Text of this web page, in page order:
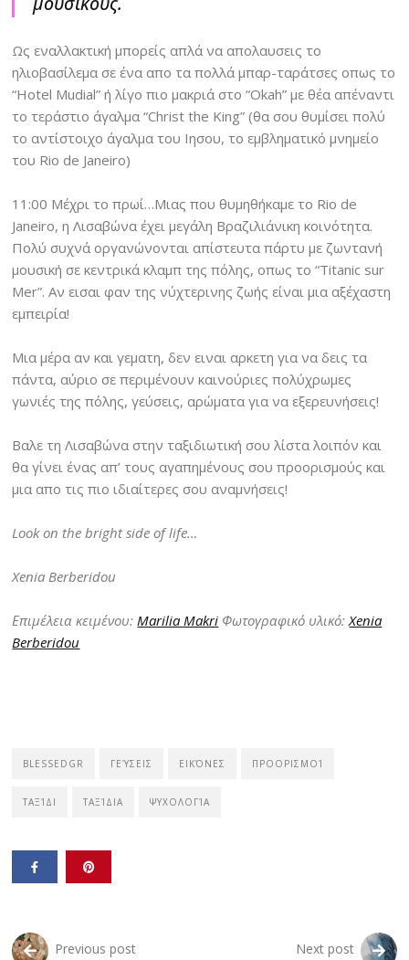
Ως εναλλακτική μπορείς απλά να απολαυσεις το
ηλιοβασίλεμα σε ένα απο τα πολλά μπαρ-ταράτσες οπως το
“Hotel Mudial” ή λίγο πιο μακριά στο “Okah” με θέα απέναντι
το τεράστιο άγαλμα “Christ the King” (θα σου θυμίσει πολύ
το αντίστοιχο άγαλμα του Ιησου, το εμβληματικό μνημείο
του Rio de Janeiro)
11:00 Μέχρι το πρωί…Μιας που θυμηθήκαμε το Rio de
Janeiro, η Λισαβώνα έχει μεγάλη Βραζιλιάνικη κοινότητα.
Πολύ συχνά οργανώνονται απίστευτα πάρτυ με ζωντανή
μουσική σε κεντρικά κλαμπ της πόλης, οπως το “Τitanic sur
Mer”. Αν εισαι φαν της νύχτερινης ζωής είναι μια αξέχαστη
εμπειρία!
Μια μέρα αν και γεματη, δεν ειναι αρκετη για να δεις τα
πάντα, αύριο σε περιμένουν καινούριες πολύχρωμες
γωνιές της πόλης, γεύσεις, αρώματα για να εξερευνήσεις!
Βαλε τη Λισαβώνα στην ταξιδιωτική σου λίστα λοιπόν και
θα γίνει ένας απ’ τους αγαπημένους σου προορισμούς και
μια απο τις πιο ιδιαίτερες σου αναμνήσεις!
Look on the bright side of life…
Xenia Berberidou
Επιμέλεια κειμένου: Marilia Makri Φωτογραφικό υλικό:Xenia
Berberidou
BLESSEDGR ΓΕΎΣΕΙΣ ΕΙΚΌΝΕΣ ΠΡΟΟΡΙΣΜΟΊ
ΤΑΞΊΔΙ ΤΑΞΊΔΙΑ ΨΥΧΟΛΟΓΊΑ
Previous post
Next post